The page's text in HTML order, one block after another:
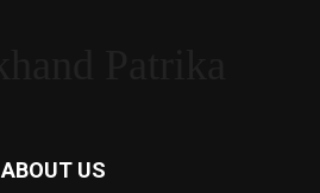
ABOUT US